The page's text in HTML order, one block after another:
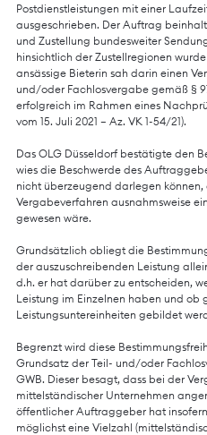
Postdienstleistungen mit einer
ausgeschrieben. Der Auftrag
und Zustellung bundesweiter
hinsichtlich der Zustellregionen
ansässige Bieterin sah darin einen
und/oder Fachlosvergabe gemäß §
erfolgreich im Rahmen eines
vom 15. Juli 2021 – Az. VK 1-54/21).
Das OLG Düsseldorf bestätigte den
wies die Beschwerde des
nicht überzeugend darlegen
Vergabeverfahren ausnahmsweise
gewesen wäre.
Grundsätzlich obliegt die
der auszuschreibenden Leistung
d.h. er hat darüber zu entscheiden,
Leistung im Einzelnen haben und ob
Leistungsuntereinheiten gebildet
Begrenzt wird diese
Grundsatz der Teil- und/oder
GWB. Dieser besagt, dass bei der
mittelständischer Unternehmen
öffentlicher Auftraggeber hat
möglichst eine Vielzahl